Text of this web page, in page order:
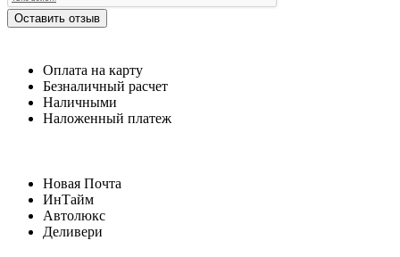
Оставить отзыв
Оплата на карту
Безналичный расчет
Наличными
Наложенный платеж
Новая Почта
ИнТайм
Автолюкс
Деливери